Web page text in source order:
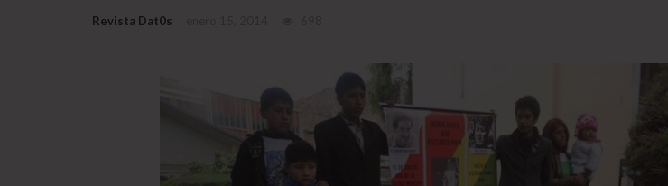
Revista Dat0s